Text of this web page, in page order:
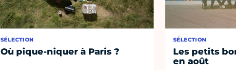
SÉLECTION
Où pique-niquer à Paris ?
SÉLECTION
Les petits
en août